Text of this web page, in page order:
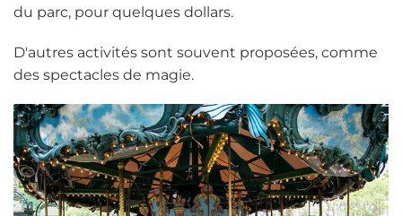
du parc, pour quelques dollars.
D'autres activités sont souvent proposées, comme
des spectacles de magie.